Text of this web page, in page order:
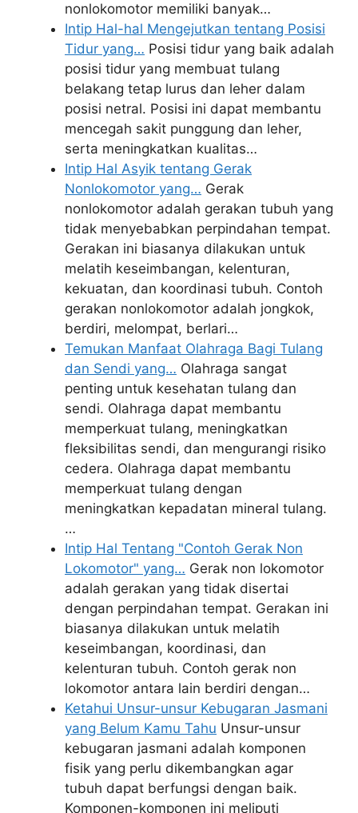
nonlokomotor memiliki banyak…
Intip Hal-hal Mengejutkan tentang Posisi
Tidur yang… Posisi tidur yang baik adalah
posisi tidur yang membuat tulang
belakang tetap lurus dan leher dalam
posisi netral. Posisi ini dapat membantu
mencegah sakit punggung dan leher,
serta meningkatkan kualitas…
Intip Hal Asyik tentang Gerak
Nonlokomotor yang… Gerak
nonlokomotor adalah gerakan tubuh yang
tidak menyebabkan perpindahan tempat.
Gerakan ini biasanya dilakukan untuk
melatih keseimbangan, kelenturan,
kekuatan, dan koordinasi tubuh. Contoh
gerakan nonlokomotor adalah jongkok,
berdiri, melompat, berlari…
Temukan Manfaat Olahraga Bagi Tulang
dan Sendi yang… Olahraga sangat
penting untuk kesehatan tulang dan
sendi. Olahraga dapat membantu
memperkuat tulang, meningkatkan
fleksibilitas sendi, dan mengurangi risiko
cedera. Olahraga dapat membantu
memperkuat tulang dengan
meningkatkan kepadatan mineral tulang.
…
Intip Hal Tentang "Contoh Gerak Non
Lokomotor" yang… Gerak non lokomotor
adalah gerakan yang tidak disertai
dengan perpindahan tempat. Gerakan ini
biasanya dilakukan untuk melatih
keseimbangan, koordinasi, dan
kelenturan tubuh. Contoh gerak non
lokomotor antara lain berdiri dengan…
Ketahui Unsur-unsur Kebugaran Jasmani
yang Belum Kamu Tahu Unsur-unsur
kebugaran jasmani adalah komponen
fisik yang perlu dikembangkan agar
tubuh dapat berfungsi dengan baik.
Komponen-komponen ini meliputi